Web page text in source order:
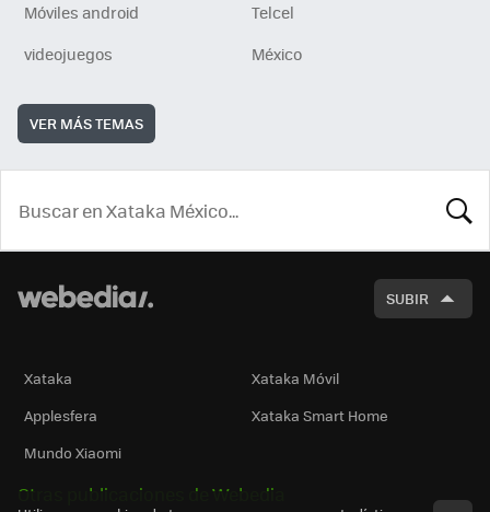
Móviles android
Telcel
videojuegos
México
VER MÁS TEMAS
SUBIR
Xataka
Xataka Móvil
Applesfera
Xataka Smart Home
Mundo Xiaomi
Otras publicaciones de Webedia